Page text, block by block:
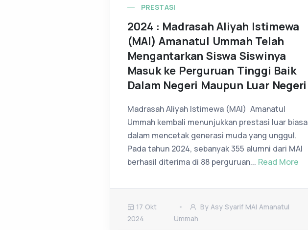
PRESTASI
2024 : Madrasah Aliyah Istimewa
(MAI) Amanatul Ummah Telah
Mengantarkan Siswa Siswinya
Masuk ke Perguruan Tinggi Baik
Dalam Negeri Maupun Luar Negeri
Madrasah Aliyah Istimewa (MAI) Amanatul
Ummah kembali menunjukkan prestasi luar biasa
dalam mencetak generasi muda yang unggul.
Pada tahun 2024, sebanyak 355 alumni dari MAI
berhasil diterima di 88 perguruan... Read More
17 Okt
2024
By Asy Syarif MAI Amanatul
Ummah